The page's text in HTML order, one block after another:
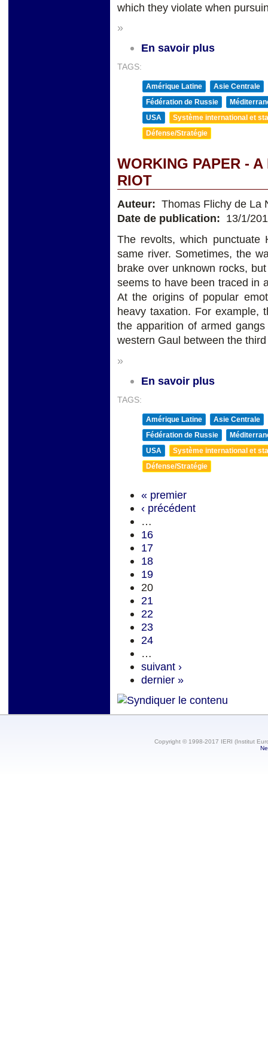
which they violate when
»
En savoir plus
TAGS:
Amérique Latine
Asie Centrale
Fédération de Russie
USA
Système international et
Défense/Stratégie
WORKING PAPER -
RIOT
Auteur: Thomas Flichy de La
Date de publication: 13/1/
The revolts, which
same river. Sometimes, the
brake over unknown rocks,
seems to have been traced in
At the origins of popular
heavy taxation. For example,
the apparition of armed
western Gaul between the
»
En savoir plus
TAGS:
Amérique Latine
Asie Centrale
Fédération de Russie
USA
Système international et
Défense/Stratégie
« premier
‹ précédent
…
16
17
18
19
20
21
22
23
24
…
suivant ›
dernier »
Copyright © 1998-2017 IERI (Institut